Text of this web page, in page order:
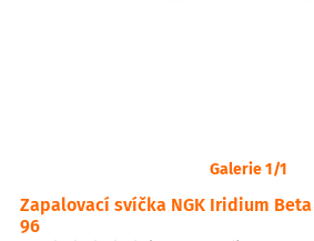
Galerie 1/1
Zapalovací svíčka NGK Iridium
96